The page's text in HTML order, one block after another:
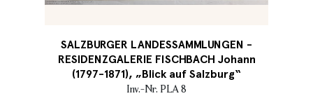
SALZBURGER LANDESSAMMLUNGEN -
RESIDENZGALERIE FISCHBACH Johann
(1797-1871), „Blick auf Salzburg“
Inv.-Nr. PLA 8